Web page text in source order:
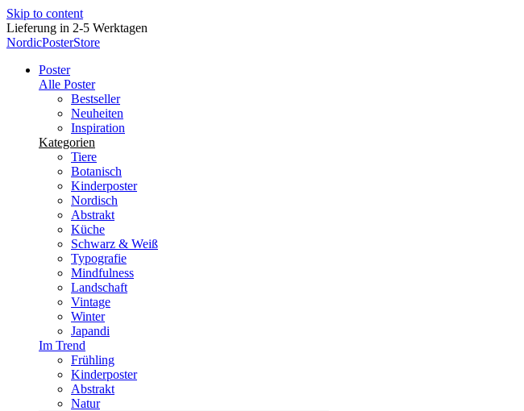
Skip to content
Jede Woche neue Poster
NordicPosterStore
Poster
Alle Poster
Bestseller
Neuheiten
Inspiration
Kategorien
Tiere
Botanisch
Kinderposter
Nordisch
Abstrakt
Küche
Schwarz & Weiß
Typografie
Mindfulness
Landschaft
Vintage
Winter
Japandi
Im Trend
Frühling
Kinderposter
Abstrakt
Natur